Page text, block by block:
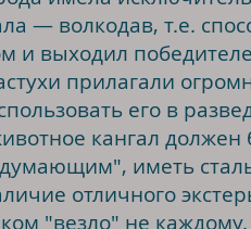
— волкодав, т.е.
и выходил
прилагали
его в
кангал должен
иметь
отличного
"везло" не